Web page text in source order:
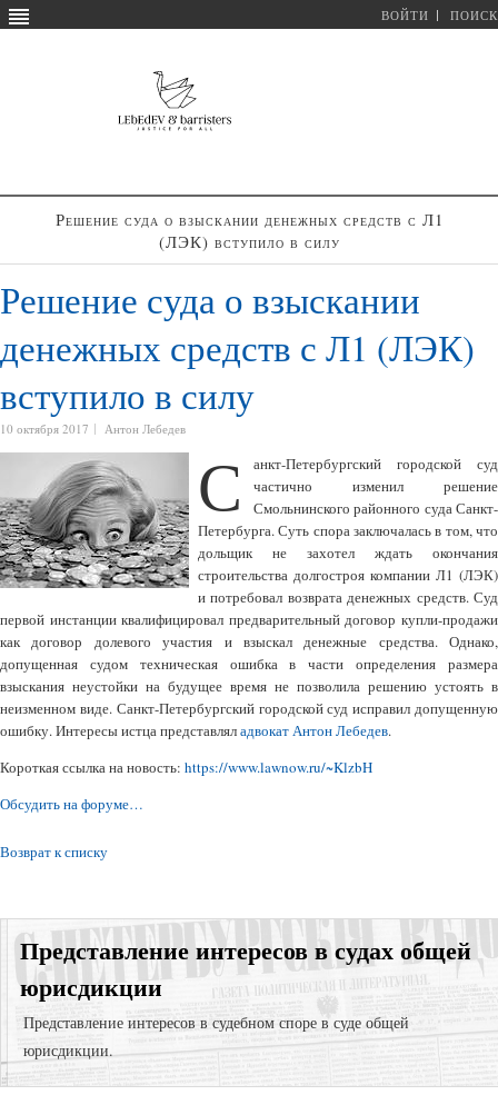
ВОЙТИ ПОИСК
Решение суда о взыскании денежных средств с Л1
(ЛЭК) вступило в силу
Решение суда о взыскании
денежных средств с Л1 (ЛЭК)
вступило в силу
10 октября 2017 Антон Лебедев
С
анкт-Петербургский городской суд
частично изменил решение
Смольнинского районного суда Санкт-
Петербурга. Суть спора заключалась в том, что
дольщик не захотел ждать окончания
строительства долгостроя компании Л1 (ЛЭК)
и потребовал возврата денежных средств. Суд
первой инстанции квалифицировал предварительный договор купли-продажи
как договор долевого участия и взыскал денежные средства. Однако,
допущенная судом техническая ошибка в части определения размера
взыскания неустойки на будущее время не позволила решению устоять в
неизменном виде. Санкт-Петербургский городской суд исправил допущенную
ошибку. Интересы истца представляладвокат Антон Лебедев.
Короткая ссылка на новость: https://www.lawnow.ru/~KlzbH
Обсудить на форуме…
Возврат к списку
Представление интересов в судах общей
юрисдикции
Представление интересов в судебном споре в суде общей
юрисдикции.